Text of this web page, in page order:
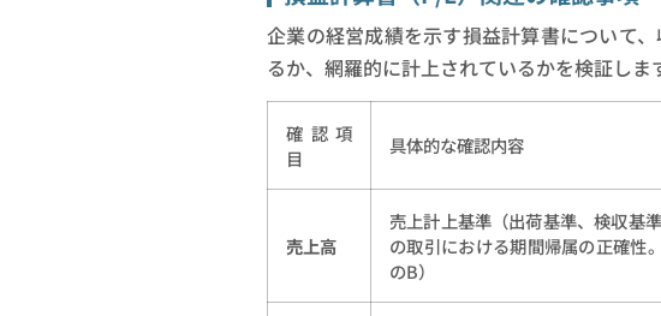
企業の経営成績を示す損益計算書について
るか、網羅的に計上されているかを検証しま
確認項
目
具体的な確認内容
売上高
売上計上基準（出荷基準、検収基
の取引における期間帰属の正確性
のB）